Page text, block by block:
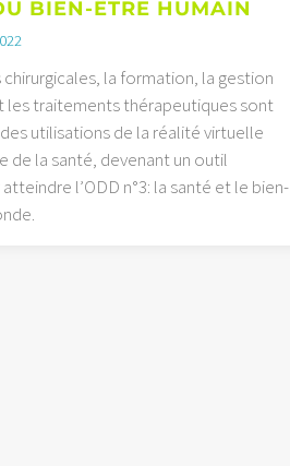
BIEN-ÊTRE HUMAIN
chirurgicales, la formation, la gestion
les traitements thérapeutiques sont
utilisations de la réalité virtuelle
de la santé, devenant un outil
l’ODD n°3: la santé et le bien-